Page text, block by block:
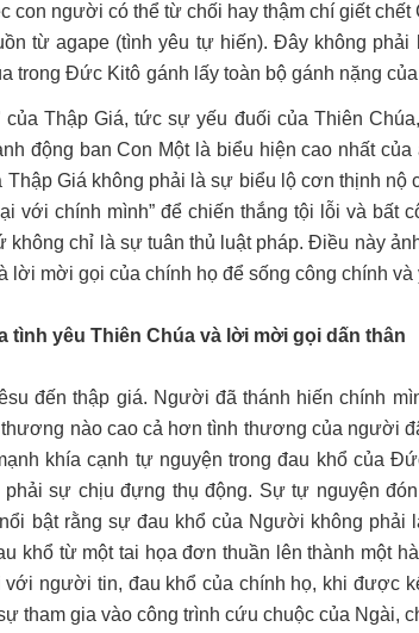
con người có thể từ chối hay thậm chí giết chết
từ agape (tình yêu tự hiến). Đây không
trong Đức Kitô gánh lấy toàn bộ gánh nặng
Thập Giá, tức sự yếu đuối của Thiên
động ban Con Một là biểu hiện cao nhất
Giá không phải là sự biểu lộ cơn thịnh nộ
với chính mình” để chiến thắng tội lỗi và bất
chỉ là sự tuân thủ luật pháp. Điều này
lời mời gọi của chính họ để sống công chính
tình yêu Thiên Chúa và lời mời gọi dấn thân
đến thập giá. Người đã thánh hiến chính
nào cao cả hơn tình thương của người
khía cạnh tự nguyện trong đau khổ của
sự chịu đựng thụ động. Sự tự nguyện
bật rằng sự đau khổ của Người không phải
khổ từ một tai họa đơn thuần lên thành một
với người tin, đau khổ của chính họ, khi được
tham gia vào công trình cứu chuộc của Ngài,